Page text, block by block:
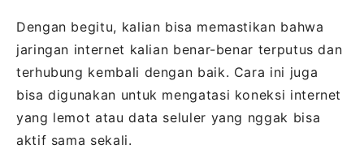
Dengan begitu, kalian bisa memastikan bahwa
jaringan internet kalian benar-benar terputus dan
terhubung kembali dengan baik. Cara ini juga
bisa digunakan untuk mengatasi koneksi internet
yang lemot atau data seluler yang nggak bisa
aktif sama sekali.